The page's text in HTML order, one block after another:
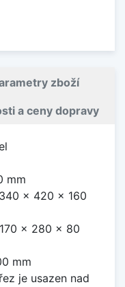
zboží
a ceny dopravy
mm
340 x 420 x 160
170 x 280 x 80
mm
je usazen nad